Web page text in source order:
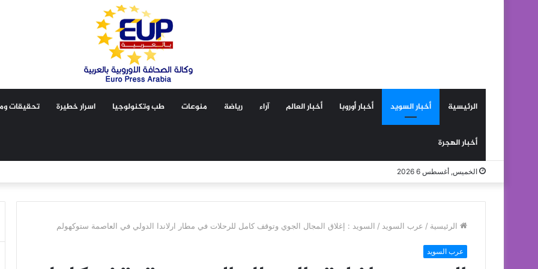
الرئيسية أخبار السويد أخبار أوروبا أخبار العالم آراء رياضة منوعات طب وتكنولوجيا اسرار خطيرة تحقيقات
أخبار الهجرة
الخميس, أغسطس 6 2026
الرئيسية / عرب السويد / السويد : إغلاق المجال الجوي وتوقف كامل للرحلات في مطار ارلاندا الدولي في العاصمة ستوكهولم
عرب السويد